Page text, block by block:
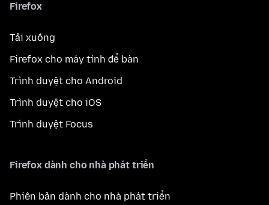
Firefox
Tải xuống
Firefox cho máy tính để bàn
Trình duyệt cho Android
Trình duyệt cho iOS
Trình duyệt Focus
Firefox dành cho nhà phát triển
Phiên bản dành cho nhà phát triển